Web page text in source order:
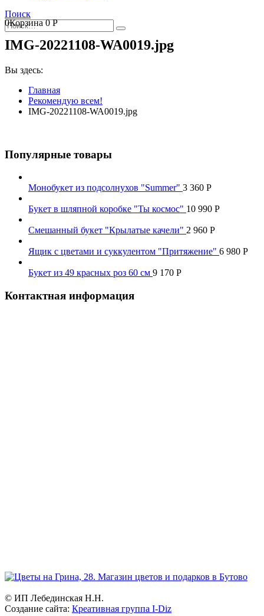
Поиск
0Корзина0Р
IMG-20221108-WA0019.jpg
Вы здесь:
Главная
Рекомендую всем!
IMG-20221108-WA0019.jpg
Популярные товары
Монобукет из подсолнухов "Summer" 3 360 Р
Букет в шляпной коробке "Ты космос" 10 990 Р
Смешанный букет "Крылатые качели" 2 960 Р
Ящик с цветами и суккулентом "Притяжение" 6 980 Р
Букет из 49 красных роз 60 см 9 170 Р
Контактная информация
© ИП Лебединская Н.Н.
Создание сайта: Креативная группа I-Diz